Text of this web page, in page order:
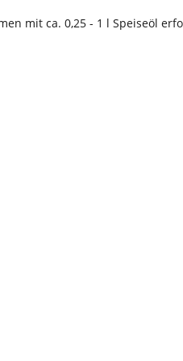
mit ca. 0,25 - 1 l Speiseöl